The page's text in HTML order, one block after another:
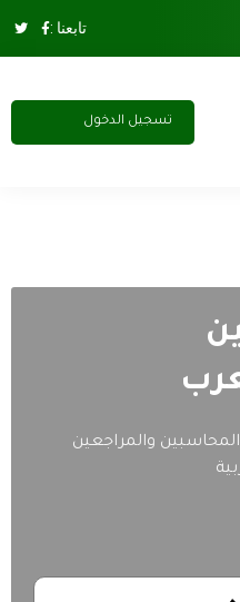
تابعنا :
تسجيل الدخول
والمراجعين